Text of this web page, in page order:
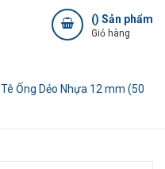
() Sản phẩm
Giỏ hàng
Tê Ống Dẻo Nhựa 12 mm (50